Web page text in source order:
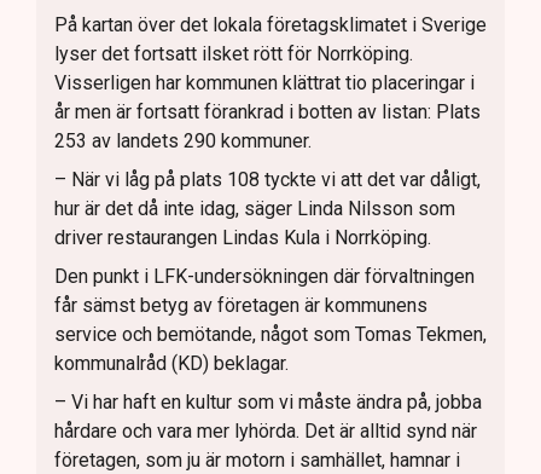
På kartan över det lokala företagsklimatet i Sverige
lyser det fortsatt ilsket rött för Norrköping.
Visserligen har kommunen klättrat tio placeringar i
år men är fortsatt förankrad i botten av listan: Plats
253 av landets 290 kommuner.
– När vi låg på plats 108 tyckte vi att det var dåligt,
hur är det då inte idag, säger Linda Nilsson som
driver restaurangen Lindas Kula i Norrköping.
Den punkt i LFK-undersökningen där förvaltningen
får sämst betyg av företagen är kommunens
service och bemötande, något som Tomas Tekmen,
kommunalråd (KD) beklagar.
– Vi har haft en kultur som vi måste ändra på, jobba
hårdare och vara mer lyhörda. Det är alltid synd när
företagen, som ju är motorn i samhället, hamnar i